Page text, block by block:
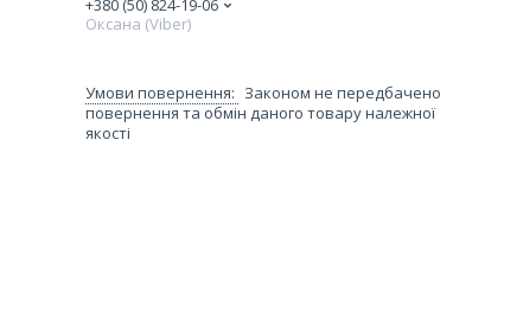
+380 (50) 824-19-06
Оксана (Viber)
Законом не передбачено
повернення та обмін даного товару належної
якості